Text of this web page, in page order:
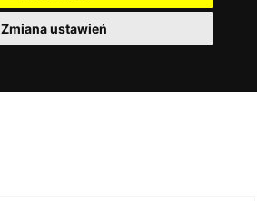
Zmiana ustawień